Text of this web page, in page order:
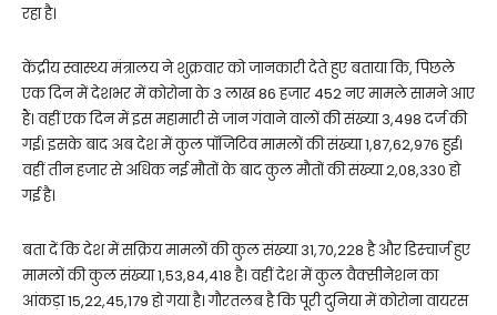
रहा है।
केंद्रीय स्वास्थ्य मंत्रालय ने शुक्रवार को जानकारी देते हुए बताया कि, पिछले
एक दिन में देशभर में कोरोना के 3 लाख 86 हजार 452 नए मामले सामने आए
हैं। वहीं एक दिन में इस महामारी से जान गंवाने वालों की संख्या 3,498 दर्ज की
गई। इसके बाद अब देश में कुल पॉजिटिव मामलों की संख्या 1,87,62,976 हुई।
वहीं तीन हजार से अधिक नई मौतों के बाद कुल मौतों की संख्या 2,08,330 हो
गई है।
बता दें कि देश में सक्रिय मामलों की कुल संख्या 31,70,228 है और डिस्चार्ज हुए
मामलों की कुल संख्या 1,53,84,418 है। वहीं देश में कुल वैक्सीनेशन का
आंकड़ा 15,22,45,179 हो गया है। गौरतलब है कि पूरी दुनिया में कोरोना वायरस